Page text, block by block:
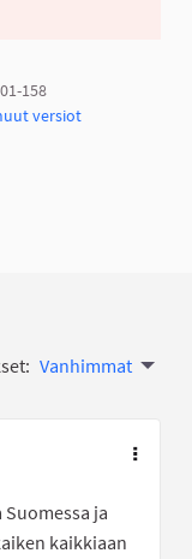
158
versiot
Vanhimmat
ja
kaikkiaan